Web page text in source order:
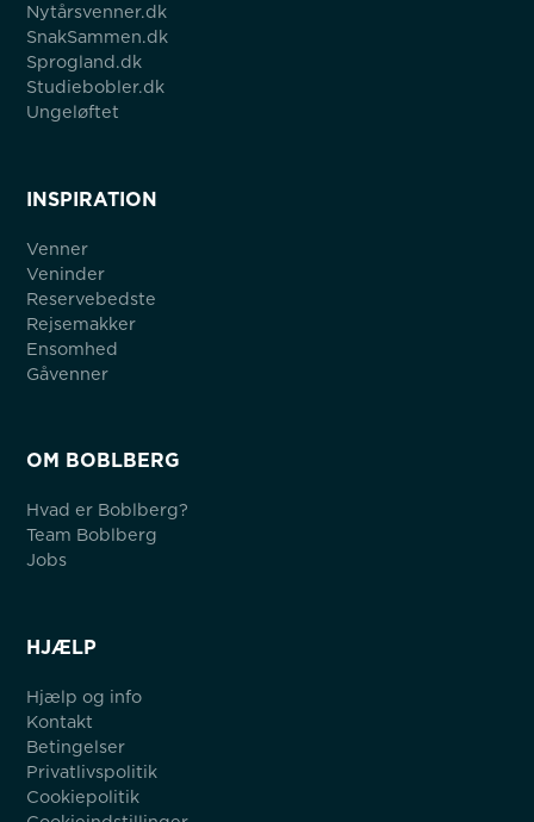
Nytårsvenner.dk
SnakSammen.dk
Sprogland.dk
Studiebobler.dk
Ungeløftet
INSPIRATION
Venner
Veninder
Reservebedste
Rejsemakker
Ensomhed
Gåvenner
OM BOBLBERG
Hvad er Boblberg?
Team Boblberg
Jobs
HJÆLP
Hjælp og info
Kontakt
Betingelser
Privatlivspolitik
Cookiepolitik